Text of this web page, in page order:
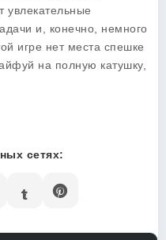
увлекательные
и, конечно, немного
игре нет места спешке
на полную катушку,
сетях: